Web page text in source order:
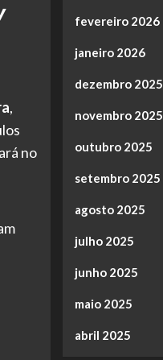
,
no
fevereiro 2026
janeiro 2026
dezembro 2025
novembro 2025
outubro 2025
setembro 2025
agosto 2025
julho 2025
junho 2025
maio 2025
abril 2025